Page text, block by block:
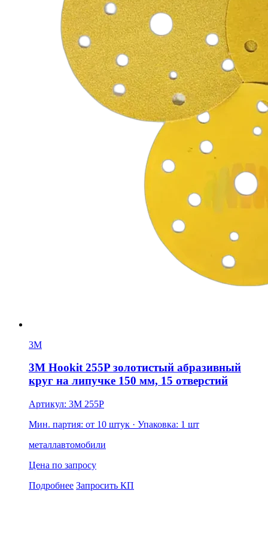
3M
3M Hookit 255P золотистый абразивный
круг на липучке 150 мм, 15 отверстий
Артикул: 3M 255P
Мин. партия: от 10 штук · Упаковка: 1 шт
металлавтомобили
Цена по запросу
Подробнее Запросить КП